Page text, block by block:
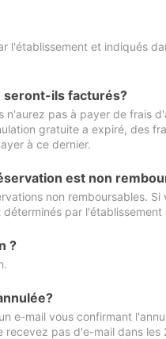
l'établissement et indiqués
seront-ils facturés?
pas à payer de frais
gratuite a expiré, des
à ce dernier.
est non
non remboursables.
par
?
e-mail vous confirmant
pas d'e-mail dans